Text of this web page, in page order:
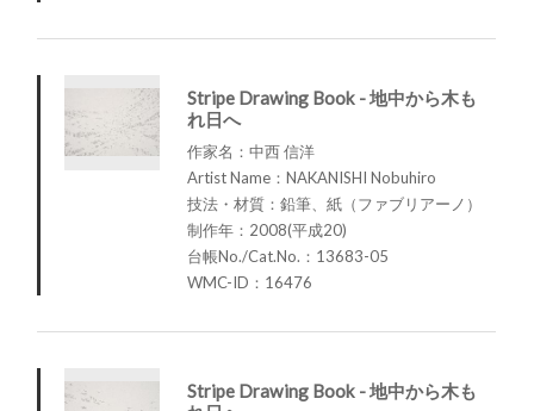
Stripe Drawing Book - 地中から木も
れ日へ
作家名：中西 信洋
Artist Name：NAKANISHI Nobuhiro
技法・材質：鉛筆、紙（ファブリアーノ）
制作年：2008(平成20)
台帳No./Cat.No.：13683-05
WMC-ID：16476
Stripe Drawing Book - 地中から木も